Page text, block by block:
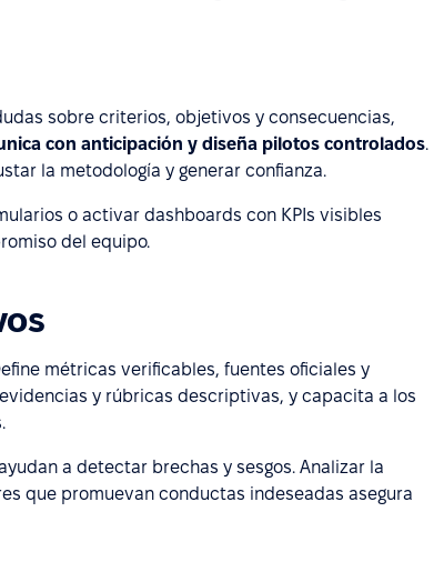
sobre criterios, objetivos y consecuencias,
con anticipación y diseña pilotos controlados.
la metodología y generar confianza.
o activar dashboards con KPIs visibles
del equipo.
métricas verificables, fuentes oficiales y
y rúbricas descriptivas, y capacita a los
a detectar brechas y sesgos. Analizar la
que promuevan conductas indeseadas asegura